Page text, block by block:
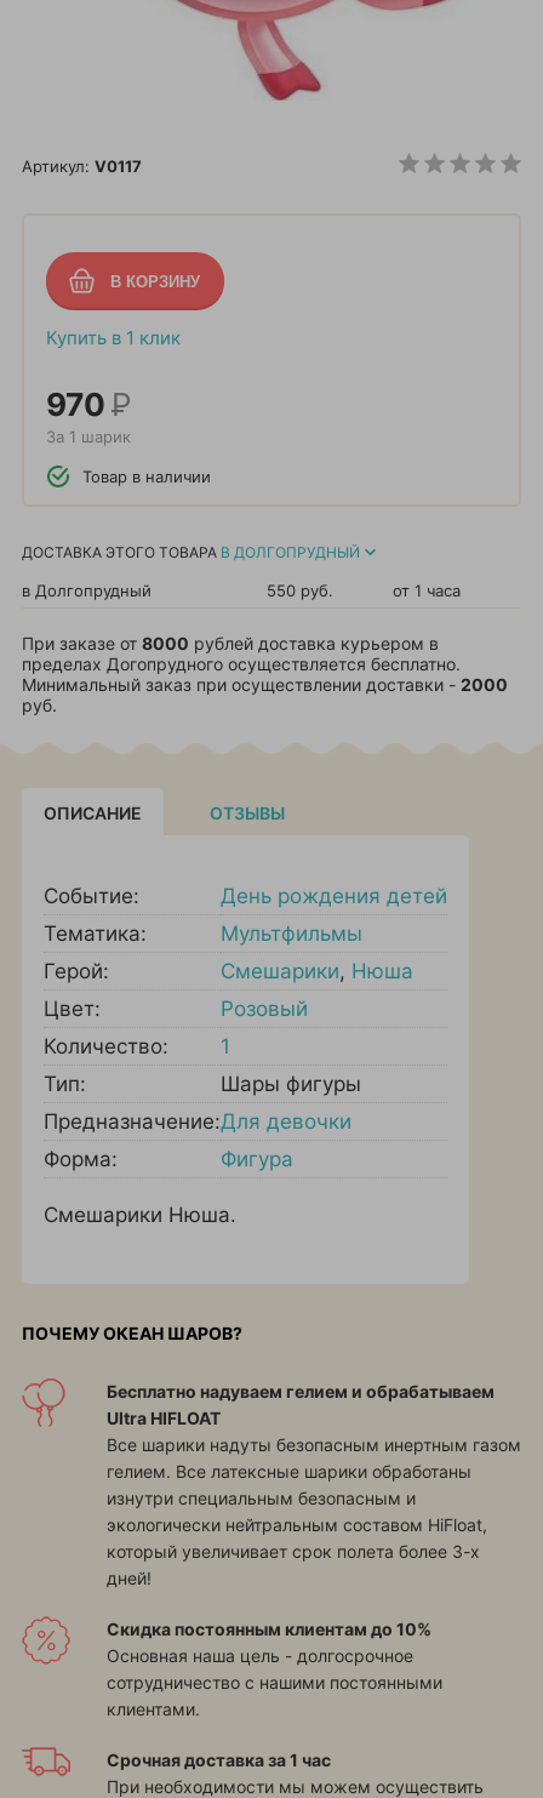
Артикул: V0117
Купить в 1 клик
970Р
За 1 шарик
Товар в наличии
ДОСТАВКА ЭТОГО ТОВАРА В ДОЛГОПРУДНЫЙ
в Долгопрудный 550 руб. от 1 часа
При заказе от 8000 рублей доставка курьером в
пределах Догопрудного осуществляется бесплатно.
Минимальный заказ при осуществлении доставки - 2000
руб.
ОПИСАНИЕ ОТЗЫВЫ
Событие:
День рождения детей
Тематика:
Мультфильмы
Герой:
Смешарики, Нюша
Цвет:
Розовый
Количество:
1
Тип:
Шары фигуры
Предназначение:Для девочки
Форма:
Фигура
Смешарики Нюша.
ПОЧЕМУ ОКЕАН ШАРОВ?
Бесплатно надуваем гелием и обрабатываем
Ultra HIFLOAT
Все шарики надуты безопасным инертным газом
гелием. Все латексные шарики обработаны
изнутри специальным безопасным и
экологически нейтральным составом HiFloat,
который увеличивает срок полета более 3-х
дней!
Скидка постоянным клиентам до 10%
Основная наша цель - долгосрочное
сотрудничество с нашими постоянными
клиентами.
Срочная доставка за 1 час
При необходимости мы можем осуществить